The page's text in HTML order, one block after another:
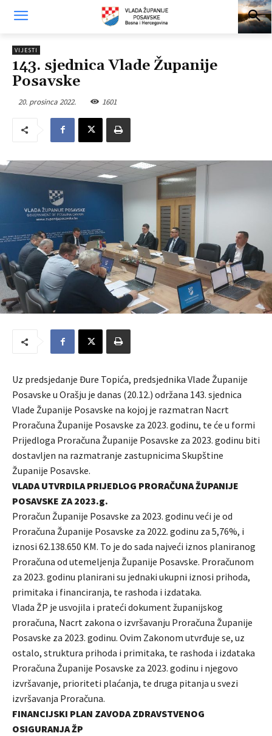
VIJESTI
143. sjednica Vlade Županije
Posavske
20. prosinca 2022. 1601
Uz predsjedanje Đure Topića, predsjednika Vlade Županije
Posavske u Orašju je danas (20.12.) održana 143. sjednica
Vlade Županije Posavske na kojoj je razmatran Nacrt
Proračuna Županije Posavske za 2023. godinu, te će u formi
Prijedloga Proračuna Županije Posavske za 2023. godinu biti
dostavljen na razmatranje zastupnicima Skupštine
Županije Posavske.
VLADA UTVRDILA PRIJEDLOG PRORAČUNA ŽUPANIJE
POSAVSKE ZA 2023.g.
Proračun Županije Posavske za 2023. godinu veći je od
Proračuna Županije Posavske za 2022. godinu za 5,76%, i
iznosi 62.138.650 KM. To je do sada najveći iznos planiranog
Proračuna od utemeljenja Županije Posavske. Proračunom
za 2023. godinu planirani su jednaki ukupni iznosi prihoda,
primitaka i financiranja, te rashoda i izdataka.
Vlada ŽP je usvojila i prateći dokument županijskog
proračuna, Nacrt zakona o izvršavanju Proračuna Županije
Posavske za 2023. godinu. Ovim Zakonom utvrđuje se, uz
ostalo, struktura prihoda i primitaka, te rashoda i izdataka
Proračuna Županije Posavske za 2023. godinu i njegovo
izvršavanje, prioriteti plaćanja, te druga pitanja u svezi
izvršavanja Proračuna.
FINANCIJSKI PLAN ZAVODA ZDRAVSTVENOG
OSIGURANJA ŽP